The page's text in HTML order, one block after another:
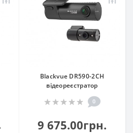
Blackvue DR590-2CH
відеореєстратор
0
9 675.00грн.